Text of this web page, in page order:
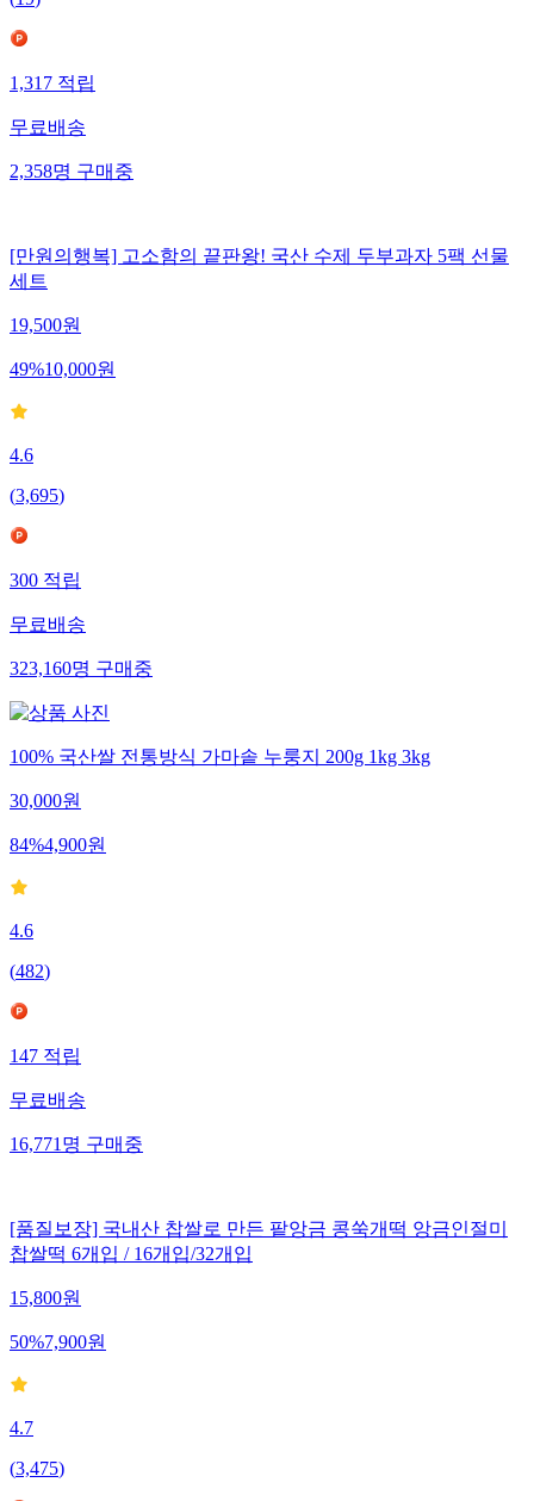
1,317 적립
무료배송
2,358명 구매중
[만원의행복] 고소함의 끝판왕! 국산 수제 두부과자 5팩 선물
세트
19,500원
49%10,000원
4.6
(3,695)
300적립
무료배송
323,160명구매중
100% 국산쌀 전통방식 가마솥 누룽지 200g 1kg 3kg
30,000원
84%4,900원
4.6
(482)
147적립
무료배송
16,771명구매중
[품질보장] 국내산 찹쌀로 만든 팥앙금 콩쑥개떡 앙금인절미
찹쌀떡 6개입 / 16개입/32개입
15,800원
50%7,900원
4.7
(3,475)